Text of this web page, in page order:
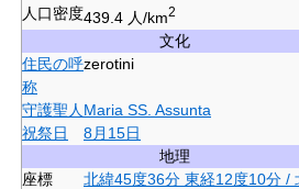
人口密度439.4 人/km2
文化
住民の呼
称
zerotini
守護聖人 Maria SS. Assunta
祝祭日
8月15日
地理
座標
北緯45度36分 東経12度10分 /